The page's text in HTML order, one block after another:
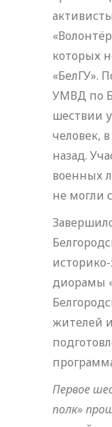
которых
«БелГУ».
УМВД по
шествии
человек,
назад.
военных
не могли
диорамы
жителей
Первое
полк»